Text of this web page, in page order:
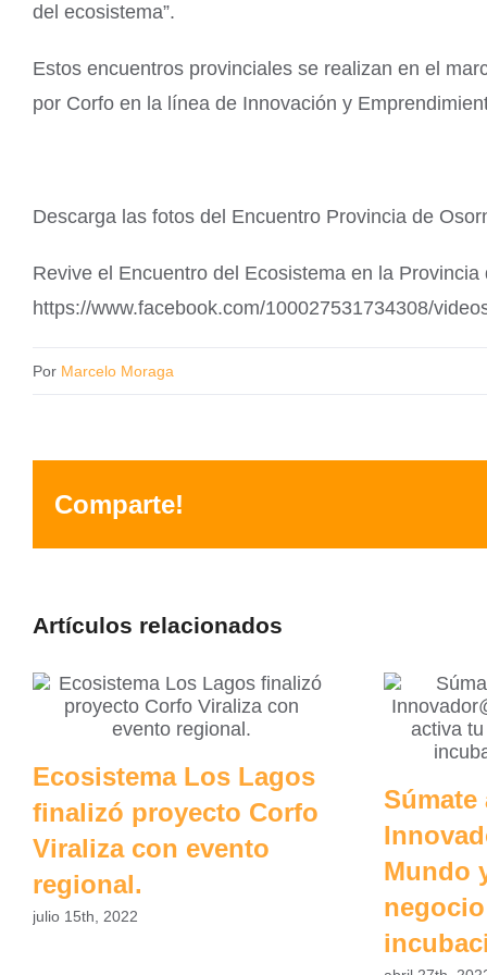
del ecosistema”.
Estos encuentros provinciales se realizan en el
por Corfo en la línea de Innovación y
Descarga las fotos del Encuentro Provincia de
Revive el Encuentro del Ecosistema en la
https://www.facebook.com/100027531734308/
Por Marcelo Moraga
Comparte!
Artículos relacionados
Ecosistema Los Lagos
finalizó proyecto Corfo
Viraliza con evento
regional.
julio 15th, 2022
Mundo